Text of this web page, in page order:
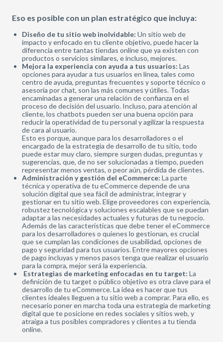
Eso es posible con un plan estratégico que incluya:
Diseño de tu sitio web inolvidable: Un sitio web de
impacto y enfocado en tu cliente objetivo, puede hacer la
diferencia entre tantas tiendas online que ya existen con
productos o servicios similares, e incluso, mejores.
Mejora la experiencia con ayuda a tus usuarios: Las
opciones para ayudar a tus usuarios en línea, tales como
centro de ayuda, preguntas frecuentes y soporte técnico o
asesoría por chat, son las más comunes y útiles. Todas
encaminadas a generar una relación de confianza en el
proceso de decisión del usuario. Incluso, para atención al
cliente, los chatbots pueden ser una buena opción para
reducir la operatividad de tu personal y agilizar la respuesta
de cara al usuario.
Esto es porque, aunque para los desarrolladores o el
encargado de la estrategia de desarrollo de tu sitio, todo
puede estar muy claro, siempre surgen dudas, preguntas y
sugerencias, que, de no ser solucionadas a tiempo, pueden
representar menos ventas, o peor aún, pérdida de clientes.
Administración y gestión del eCommerce: La parte
técnica y operativa de tu eCommerce depende de una
solución digital que sea fácil de administrar, integrar y
gestionar en tu sitio web. Elige proveedores con experiencia,
robustez tecnológica y soluciones escalables que se puedan
adaptar a las necesidades actuales y futuras de tu negocio.
Además de las características que debe tener el eCommerce
para los desarrolladores o quienes lo gestionan, es crucial
que se cumplan las condiciones de usabilidad, opciones de
pago y seguridad para tus usuarios. Entre mayores opciones
de pago incluyas y menos pasos tenga que realizar el usuario
para la compra, mejor será la experiencia.
Estrategias de marketing enfocadas en tu target: La
definición de tu target o público objetivo es otra clave para el
desarrollo de tu eCommerce. La idea es hacer que tus
clientes ideales lleguen a tu sitio web a comprar. Para ello, es
necesario poner en marcha toda una estrategia de marketing
digital que te posicione en redes sociales y sitios web, y
atraiga a tus posibles compradores y clientes a tu tienda
online.